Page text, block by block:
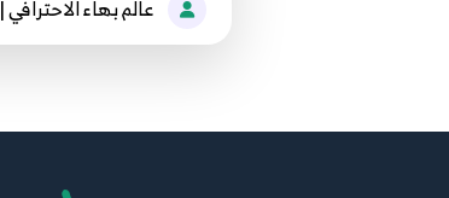
عالم بهاء الاحترافي | bhaaworld